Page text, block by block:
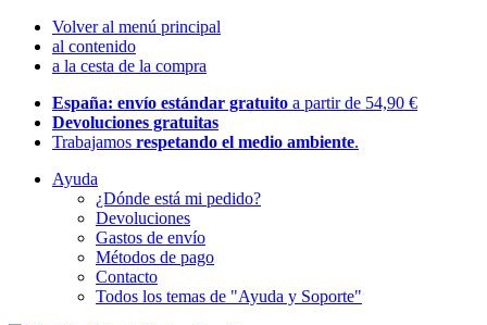
Volver al menú principal
al contenido
a la cesta de la compra
España: envío estándar gratuito a partir de 54,90 €
Devoluciones gratuitas
Trabajamos respetando el medio ambiente.
Ayuda
¿Dónde está mi pedido?
Devoluciones
Gastos de envío
Métodos de pago
Contacto
Todos los temas de "Ayuda y Soporte"